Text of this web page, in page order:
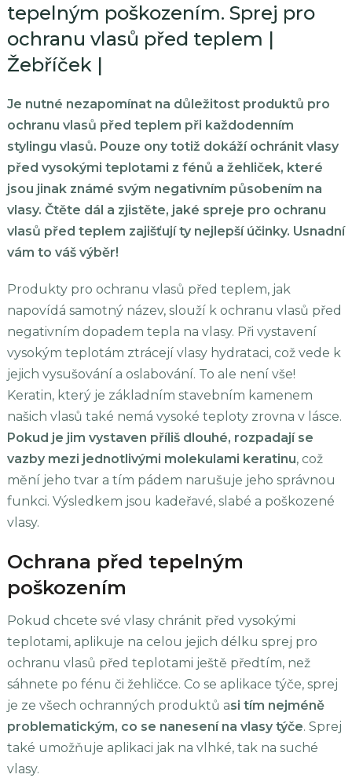
tepelným poškozením. Sprej pro
ochranu vlasů před teplem |
Žebříček |
Je nutné nezapomínat na důležitost produktů pro
ochranu vlasů před teplem při každodenním
stylingu vlasů. Pouze ony totiž dokáží ochránit vlasy
před vysokými teplotami z fénů a žehliček, které
jsou jinak známé svým negativním působením na
vlasy. Čtěte dál a zjistěte, jaké spreje pro ochranu
vlasů před teplem zajišťují ty nejlepší účinky. Usnadní
vám to váš výběr!
Produkty pro ochranu vlasů před teplem, jak
napovídá samotný název, slouží k ochranu vlasů před
negativním dopadem tepla na vlasy. Při vystavení
vysokým teplotám ztrácejí vlasy hydrataci, což vede k
jejich vysušování a oslabování. To ale není vše!
Keratin, který je základním stavebním kamenem
našich vlasů také nemá vysoké teploty zrovna v lásce.
Pokud je jim vystaven příliš dlouhé, rozpadají se
vazby mezi jednotlivými molekulami keratinu, což
mění jeho tvar a tím pádem narušuje jeho správnou
funkci. Výsledkem jsou kadeřavé, slabé a poškozené
vlasy.
Ochrana před tepelným
poškozením
Pokud chcete své vlasy chránit před vysokými
teplotami, aplikuje na celou jejich délku sprej pro
ochranu vlasů před teplotami ještě předtím, než
sáhnete po fénu či žehličce. Co se aplikace týče, sprej
je ze všech ochranných produktů asi tím nejméně
problematickým, co se nanesení na vlasy týče. Sprej
také umožňuje aplikaci jak na vlhké, tak na suché
vlasy.